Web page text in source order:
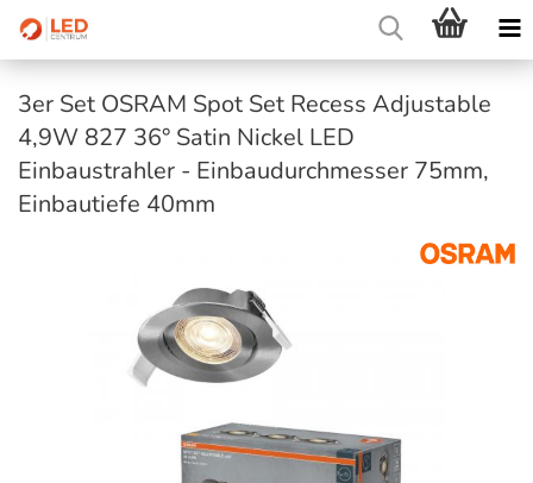
3er Set OSRAM Spot Set Recess Adjustable
4,9W 827 36° Satin Nickel LED
Einbaustrahler - Einbaudurchmesser 75mm,
Einbautiefe 40mm